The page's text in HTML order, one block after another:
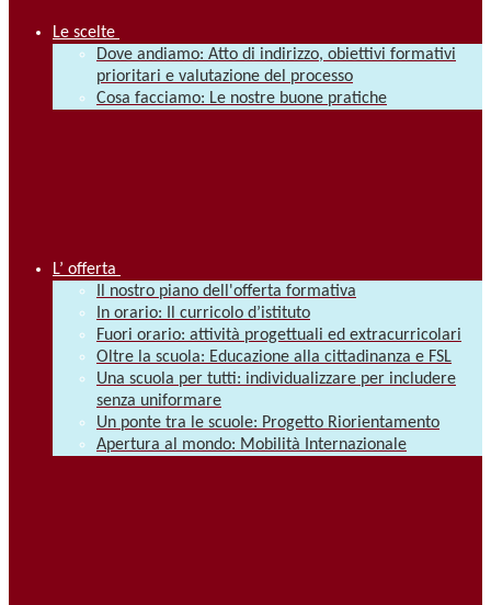
Le scelte
Dove andiamo: Atto di indirizzo, obiettivi formativi
prioritari e valutazione del processo
Cosa facciamo: Le nostre buone pratiche
L’ offerta
Il nostro piano dell'offerta formativa
In orario: Il curricolo d’istituto
Fuori orario: attività progettuali ed extracurricolari
Oltre la scuola: Educazione alla cittadinanza e FSL
Una scuola per tutti: individualizzare per includere
senza uniformare
Un ponte tra le scuole: Progetto Riorientamento
Apertura al mondo: Mobilità Internazionale